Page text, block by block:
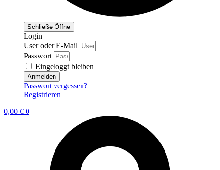
Schließe Öffne
Login
User oder E-Mail
Passwort
Eingeloggt bleiben
Anmelden
Passwort vergessen?
Registrieren
0,00 € 0